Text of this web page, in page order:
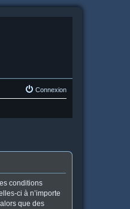
Connexion
conditions
ci à n’importe
que des